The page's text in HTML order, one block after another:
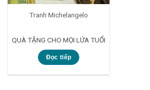
Tranh Michelangelo
QUÀ TẶNG CHO MỌI LỨA TUỔI
Đọc tiếp